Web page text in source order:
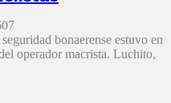
bonaerense estuvo en
operador macrista. Luchito,